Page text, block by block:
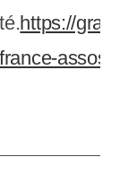
https://grand-
assos-